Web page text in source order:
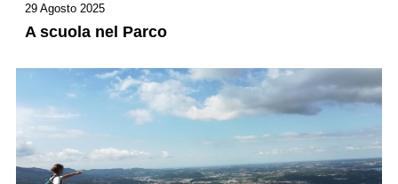
29 Agosto 2025
A scuola nel Parco